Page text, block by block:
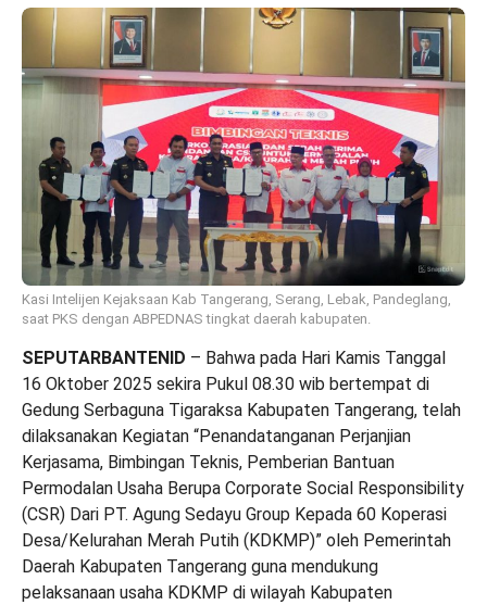
Kasi Intelijen Kejaksaan Kab Tangerang, Serang, Lebak, Pandeglang,
saat PKS dengan ABPEDNAS tingkat daerah kabupaten.
SEPUTARBANTENID – Bahwa pada Hari Kamis Tanggal
16 Oktober 2025 sekira Pukul 08.30 wib bertempat di
Gedung Serbaguna Tigaraksa Kabupaten Tangerang, telah
dilaksanakan Kegiatan “Penandatanganan Perjanjian
Kerjasama, Bimbingan Teknis, Pemberian Bantuan
Permodalan Usaha Berupa Corporate Social Responsibility
(CSR) Dari PT. Agung Sedayu Group Kepada 60 Koperasi
Desa/Kelurahan Merah Putih (KDKMP)” oleh Pemerintah
Daerah Kabupaten Tangerang guna mendukung
pelaksanaan usaha KDKMP di wilayah Kabupaten